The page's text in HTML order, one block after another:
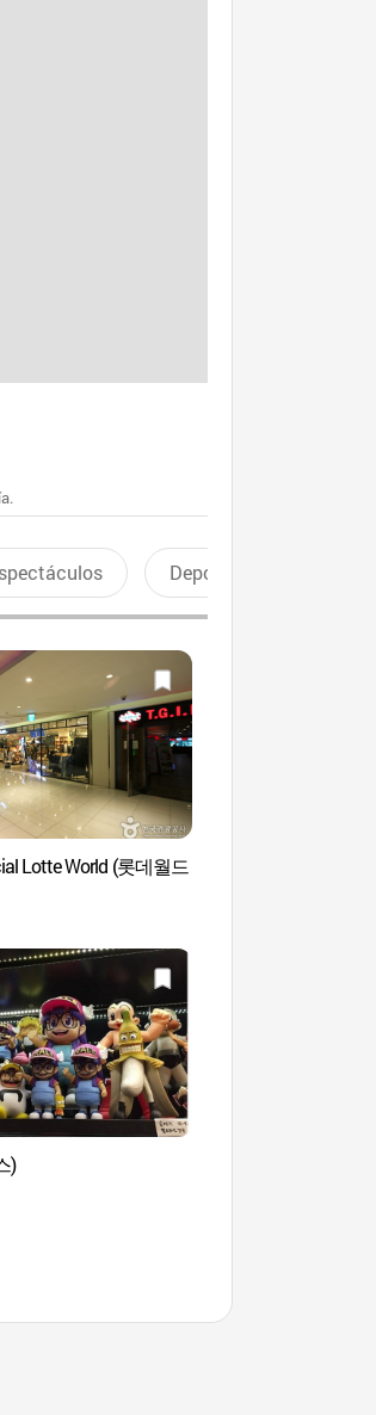
Deportes recreativos
Lotte World (롯데월드
)